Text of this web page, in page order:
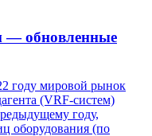
— обновленные
году мировой рынок
(VRF-систем)
году,
оборудования (по